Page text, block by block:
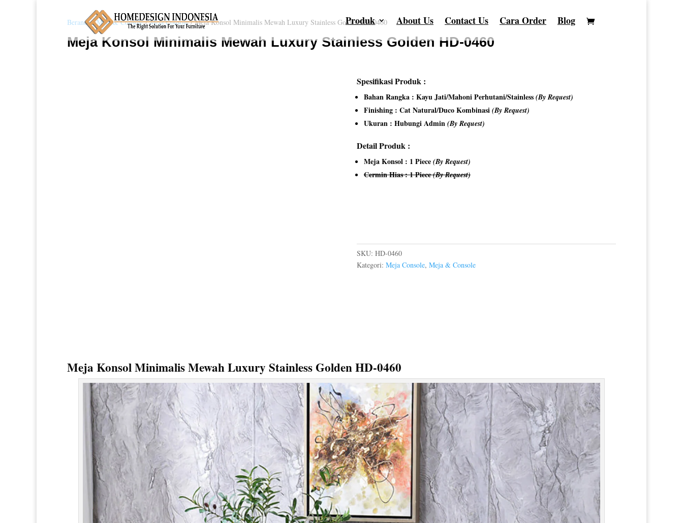
Produk About Us Contact Us Cara Order Blog
Beranda/Meja & Console/Meja Console/ Meja Konsol Minimalis Mewah Luxury Stainless Golden HD-0460
Meja Konsol Minimalis Mewah Luxury Stainless Golden HD-0460
Spesifikasi Produk :
Bahan Rangka : Kayu Jati/Mahoni Perhutani/Stainless (By Request)
Finishing : Cat Natural/Duco Kombinasi (By Request)
Ukuran : Hubungi Admin (By Request)
Detail Produk :
Meja Konsol : 1 Piece (By Request)
Cermin Hias : 1 Piece(By Request)
SKU: HD-0460
Kategori: Meja Console, Meja & Console
Meja Konsol Minimalis MewahLuxury Stainless Golden HD-0460